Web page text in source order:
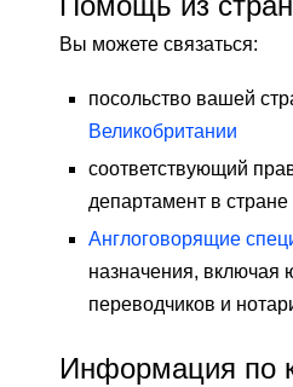
Вы можете связаться:
посольство вашей
Великобритании
соответствующий
департамент в
Англоговорящие
назначения, включая
переводчиков и
Информация по